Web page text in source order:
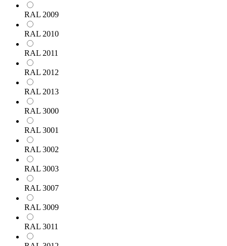
RAL 2009
RAL 2010
RAL 2011
RAL 2012
RAL 2013
RAL 3000
RAL 3001
RAL 3002
RAL 3003
RAL 3007
RAL 3009
RAL 3011